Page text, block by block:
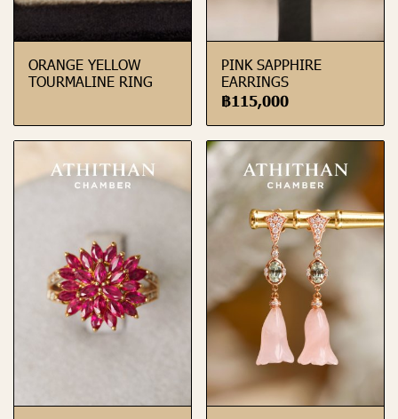
ORANGE YELLOW
TOURMALINE RING
PINK SAPPHIRE
EARRINGS
฿115,000